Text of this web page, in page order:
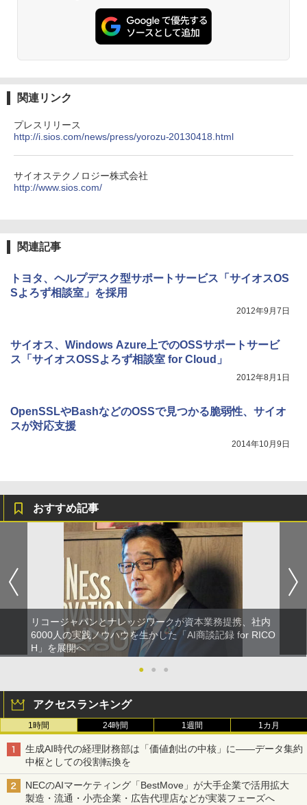
関連リンク
プレスリリース
http://i.sios.com/news/press/yorozu-20130418.html
サイオステクノロジー株式会社
http://www.sios.com/
関連記事
トヨタ、ヘルプデスク型サポートサービス「サイオスOS
Sよろず相談室」を採用
2012年9月7日
サイオス、Windows Azure上でのOSSサポートサービ
ス「サイオスOSSよろず相談室 for Cloud」
2012年8月1日
OpenSSLやBashなどのOSSで見つかる脆弱性、サイオ
スが対応支援
2014年10月9日
おすすめ記事
リコージャパンとナレッジワークが資本業務提携、社内
6000人の実践ノウハウを生かした「AI商談記録 for RICO
H」を展開へ
●
● ●
アクセスランキング
1時間 24時間 1週間 1カ月
生成AI時代の経理財務部は「価値創出の中核」に――データ集約
中枢としての役割転換を
NECのAIマーケティング「BestMove」が大手企業で活用拡大
製造・流通・小売企業・広告代理店などが実装フェーズへ